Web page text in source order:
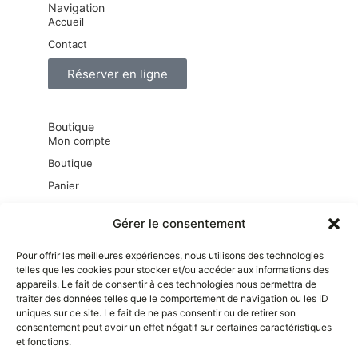
Gérer le consentement
Pour offrir les meilleures expériences, nous utilisons des technologies
telles que les cookies pour stocker et/ou accéder aux informations des
appareils. Le fait de consentir à ces technologies nous permettra de
traiter des données telles que le comportement de navigation ou les ID
uniques sur ce site. Le fait de ne pas consentir ou de retirer son
consentement peut avoir un effet négatif sur certaines caractéristiques
et fonctions.
Navigation
Accueil
Contact
Réserver en ligne
Boutique
Mon compte
Boutique
Panier
Liens pratiques
Mentions Légales
Conditions générales d’utilisation
Conditions générales de vente
Conditions générales de location